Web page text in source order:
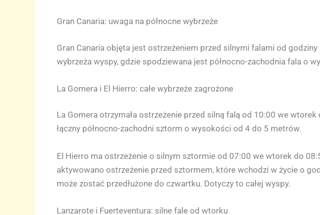
Gran Canaria: uwaga na północne wybrzeże
Gran Canaria objęta jest ostrzeżeniem przed silnymi falami od
wybrzeża wyspy, gdzie spodziewana jest północno-zachodnia fala o
La Gomera i El Hierro: całe wybrzeże zagrożone
La Gomera otrzymała ostrzeżenie przed silną falą od 10:00 we
łączny północno-zachodni sztorm o wysokości od 4 do 5 metrów.
El Hierro ma ostrzeżenie o silnym sztormie od 07:00 we wtorek do
aktywowano ostrzeżenie przed sztormem, które wchodzi w życie o
może zostać przedłużone do czwartku. Dotyczy to całej wyspy.
Lanzarote i Fuerteventura: silne fale od wtorku